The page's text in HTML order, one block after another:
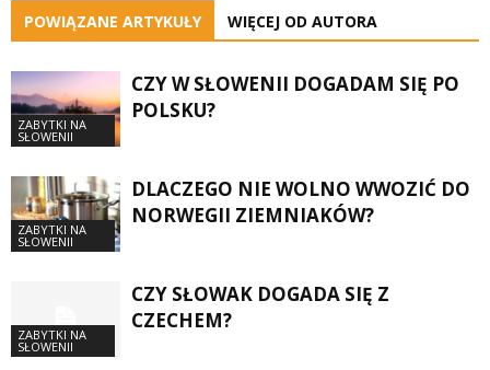
POWIĄZANE ARTYKUŁY WIĘCEJ OD AUTORA
ZABYTKI NA
SŁOWENII
CZY W SŁOWENII DOGADAM SIĘ PO
POLSKU?
ZABYTKI NA
SŁOWENII
DLACZEGO NIE WOLNO WWOZIĆ DO
NORWEGII ZIEMNIAKÓW?
ZABYTKI NA
SŁOWENII
CZY SŁOWAK DOGADA SIĘ Z
CZECHEM?